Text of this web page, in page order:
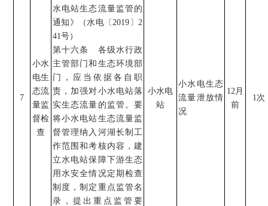
7
小水
电生
态流
量监
督检
查
水电站生态流量监管的
通知》（水电〔2019 〕2
41号）
第十六条 各级水行政
主管部门和生态环境部
门，应当依据各自职
责，加强对小水电站落
实生态流量的监管。要
将小水电站生态流量监
督管理纳入河湖长制工
作范围和考核内容，建
立水电站保障下游生态
用水安全情况定期检查
制度，制定重点监管名
录，提出重点监管要
小水电
站
小水电生态
流量泄放情
况
12月
前
1次